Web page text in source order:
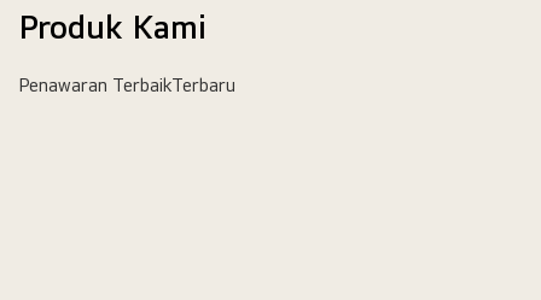
Produk Kami
Penawaran TerbaikTerbaru